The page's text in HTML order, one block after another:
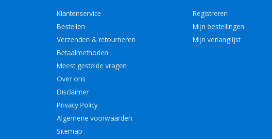
Klantenservice
Bestellen
Verzenden & retourneren
Betaalmethoden
Meest gestelde vragen
Over ons
Disclaimer
Privacy Policy
Algemene voorwaarden
Sitemap
Registreren
Mijn bestellingen
Mijn verlanglijst